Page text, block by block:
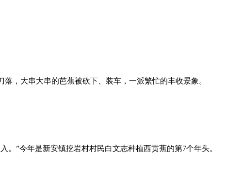
，大串大串的芭蕉被砍下、装车，一派繁忙的丰收景象。
。”今年是新安镇挖岩村村民白文志种植西贡蕉的第7个年头。